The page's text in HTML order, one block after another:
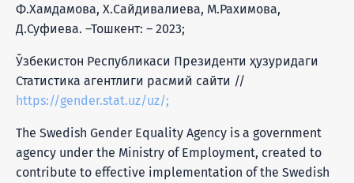
Ф.Хамдамова, Х.Сайдивалиева, М.Рахимова,
Д.Суфиева. –Тошкент: – 2023;
Ўзбекистон Республикаси Президенти ҳузуридаги
Статистика агентлиги расмий сайти //
https://gender.stat.uz/uz/;
The Swedish Gender Equality Agency is a government
agency under the Ministry of Employment, created to
contribute to effective implementation of the Swedish